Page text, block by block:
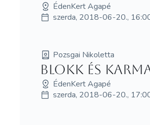
ÉdenKert Agapé
szerda, 2018-06-20.,
Pozsgai Nikoletta
Blokk és
ÉdenKert Agapé
szerda, 2018-06-20.,